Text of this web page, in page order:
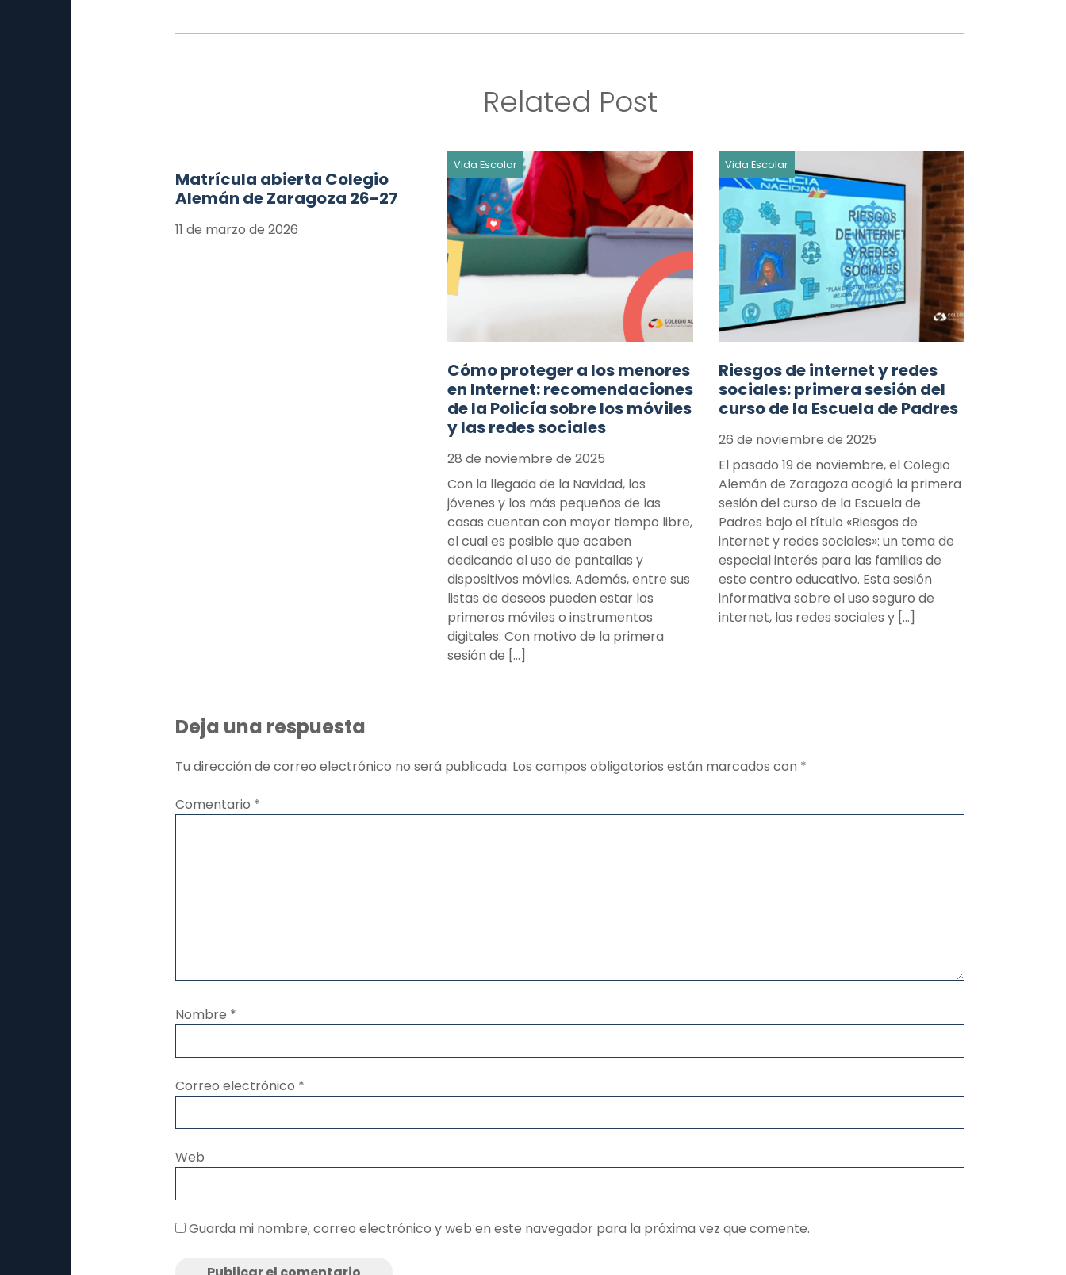
Related Post
Matrícula abierta Colegio
Alemán de Zaragoza 26-27
11 de marzo de 2026
Vida Escolar
Cómo proteger a los menores
en Internet: recomendaciones
de la Policía sobre los móviles
y las redes sociales
28 de noviembre de 2025
Con la llegada de la Navidad, los
jóvenes y los más pequeños de las
casas cuentan con mayor tiempo libre,
el cual es posible que acaben
dedicando al uso de pantallas y
dispositivos móviles. Además, entre sus
listas de deseos pueden estar los
primeros móviles o instrumentos
digitales. Con motivo de la primera
sesión de […]
Vida Escolar
Riesgos de internet y redes
sociales: primera sesión del
curso de la Escuela de Padres
26 de noviembre de 2025
El pasado 19 de noviembre, el Colegio
Alemán de Zaragoza acogió la primera
sesión del curso de la Escuela de
Padres bajo el título «Riesgos de
internet y redes sociales»: un tema de
especial interés para las familias de
este centro educativo. Esta sesión
informativa sobre el uso seguro de
internet, las redes sociales y […]
Deja una respuesta
Tu dirección de correo electrónico no será publicada. Los campos obligatorios están marcados con *
Comentario *
Nombre *
Correo electrónico *
Web
Guarda mi nombre, correo electrónico y web en este navegador para la próxima vez que comente.